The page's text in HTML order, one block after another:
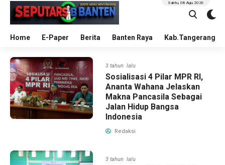
Home E-Paper Berita Banten Raya Kab.Tangerang
Sabtu, 08 Agu 2026
3 tahun lalu
Sosialisasi 4 Pilar MPR RI,
Ananta Wahana Jelaskan
Makna Pancasila Sebagai
Jalan Hidup Bangsa
Indonesia
Redaksi
3 tahun lalu